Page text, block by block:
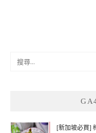
[新加坡必買]